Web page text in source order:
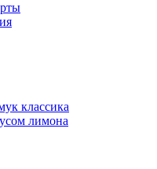
классика
лимона